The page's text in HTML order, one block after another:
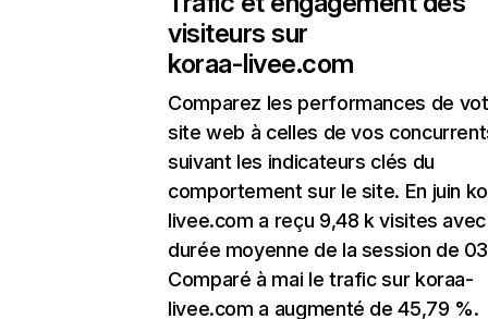
visiteurs sur
koraa-livee.com
Comparez les performances de
site web à celles de vos
suivant les indicateurs clés du
comportement sur le site. En juin
livee.com a reçu 9,48 k visites
durée moyenne de la session de
Comparé à mai le trafic sur koraa-
livee.com a augmenté de 45,79 %.